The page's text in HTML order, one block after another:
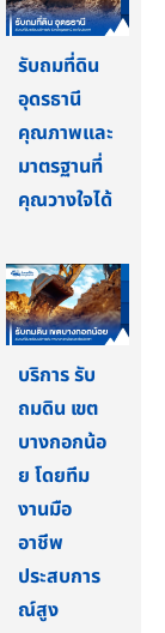
รับถมที่ดิน
อุดรธานี
คุณภาพและ
มาตรฐานที่
คุณวางใจได้
บริการ รับ
ถมดิน เขต
บางกอกน้อ
ย โดยทีม
งานมือ
อาชีพ
ประสบการ
ณ์สูง